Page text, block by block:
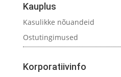
Kauplus
Kasulikke nõuandeid
Ostutingimused
Korporatiivinfo